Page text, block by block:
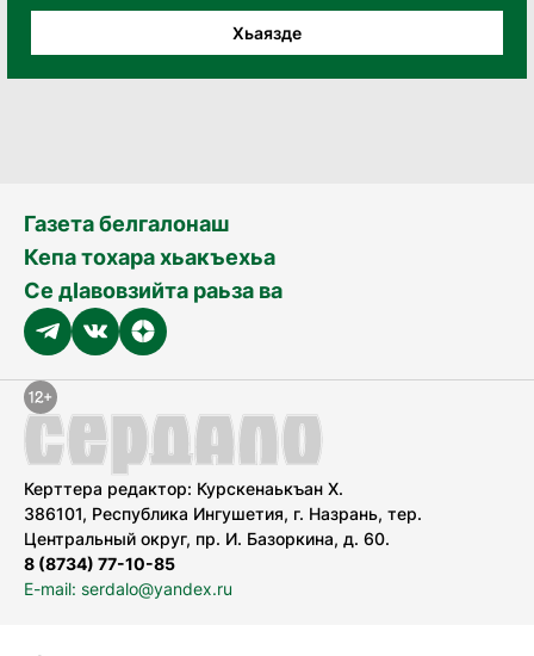
Хьаязде
Газета белгалонаш
Кепа тохара хьакъехьа
Се дӀавовзийта раьза ва
Керттера редактор: Курскенаькъан Х.
386101, Республика Ингушетия, г. Назрань, тер.
Центральный округ, пр. И. Базоркина, д. 60.
8 (8734) 77-10-85
E-mail: serdalo@yandex.ru